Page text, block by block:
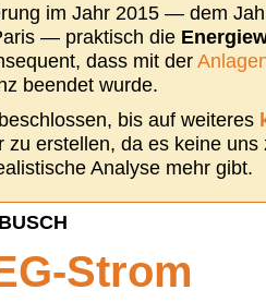
im Jahr 2015 — dem
— praktisch die
dass mit der
beendet wurde.
bis auf weiteres
zu erstellen, da es keine
Analyse mehr gibt.
Strom